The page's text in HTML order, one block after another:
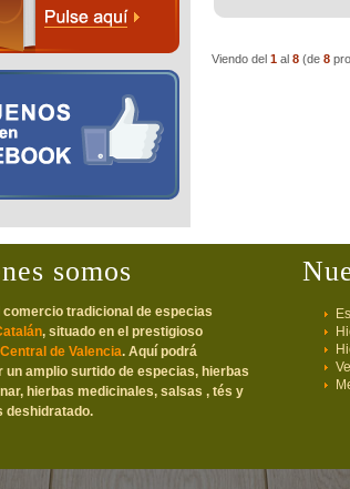
Viendo del1 al8 (de8
somos
comercio tradicional de especias
, situado en el prestigioso
de Valencia. Aquí podrá
un amplio surtido de especias, hierbas
hierbas medicinales, salsas , tés y
deshidratado.